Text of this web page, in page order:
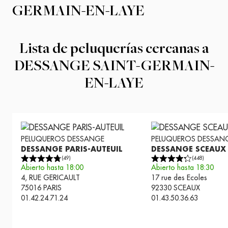
GERMAIN-EN-LAYE
Lista de peluquerías cercanas a
DESSANGE SAINT-GERMAIN-
EN-LAYE
PELUQUEROS DESSANGE
DESSANGE PARIS-AUTEUIL
(49)
Abierto hasta 18:00
4, RUE GERICAULT
75016 PARIS
01.42.24.71.24
PELUQUEROS
DESSANGE SCEAUX
(448)
Abierto hasta 18:30
17 rue des Ecoles
92330 SCEAUX
01.43.50.36.63